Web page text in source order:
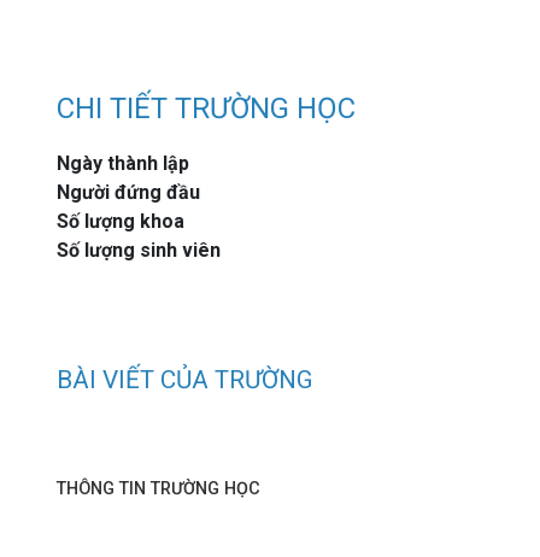
CHI TIẾT TRƯỜNG HỌC
Ngày thành lập
Người đứng đầu
Số lượng khoa
Số lượng sinh viên
BÀI VIẾT CỦA TRƯỜNG
THÔNG TIN TRƯỜNG HỌC